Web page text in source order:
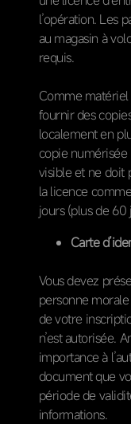
l’opération. Les
au magasin à
requis.
Comme
fournir des
localement en
copie
visible et ne doit
la licence
jours (plus de 60
Carte
Vous devez
personne
de votre
n’est autorisée.
importance à
document que
période de
informations.